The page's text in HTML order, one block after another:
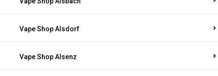
Vape Shop Alsdorf
Vape Shop Alsenz